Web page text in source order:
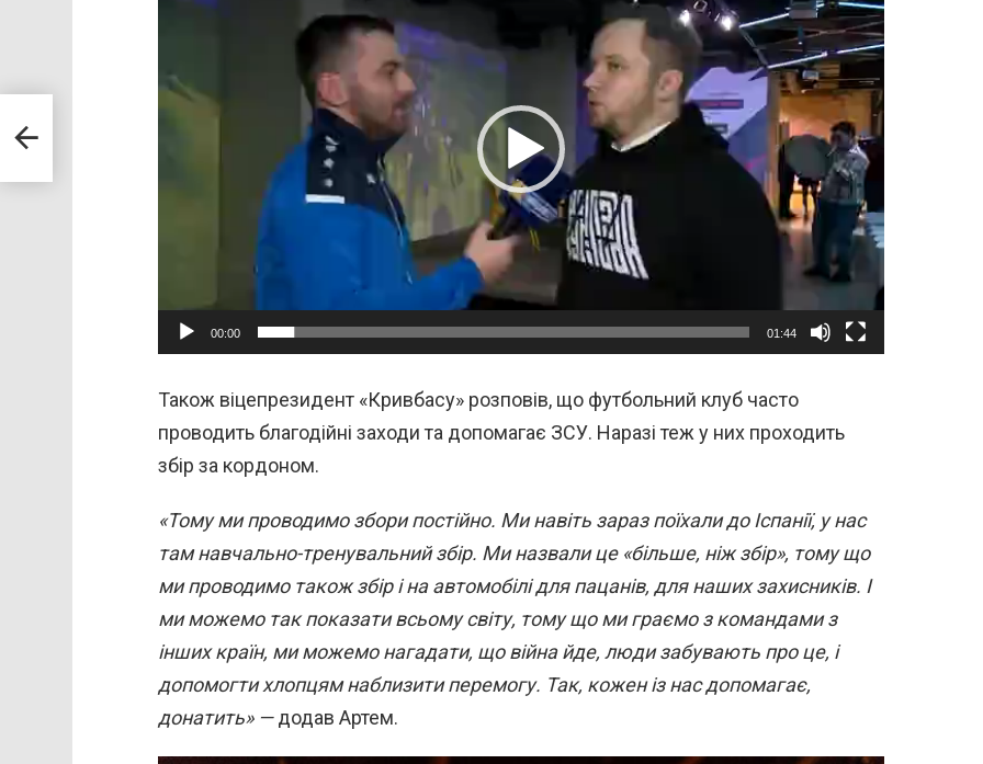
о
00:00 01:44
Також віцепрезидент «Кривбасу» розповів, що футбольний клуб часто
проводить благодійні заходи та допомагає ЗСУ. Наразі теж у них проходить
збір за кордоном.
«Тому ми проводимо збори постійно. Ми навіть зараз поїхали до Іспанії, у нас
там навчально-тренувальний збір. Ми назвали це «більше, ніж збір», тому що
ми проводимо також збір і на автомобілі для пацанів, для наших захисників. І
ми можемо так показати всьому світу, тому що ми граємо з командами з
інших країн, ми можемо нагадати, що війна йде, люди забувають про це, і
допомогти хлопцям наблизити перемогу. Так, кожен із нас допомагає,
донатить» —додав Артем.
і